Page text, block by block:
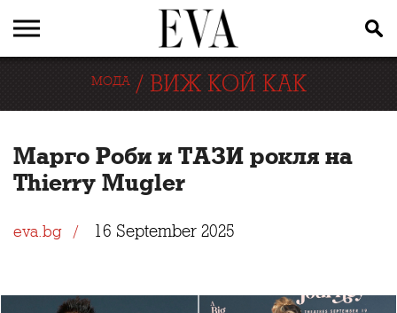
МОДА/ ВИЖ КОЙ КАК
Марго Роби и ТАЗИ рокля на
Thierry Mugler
eva.bg 16 September 2025